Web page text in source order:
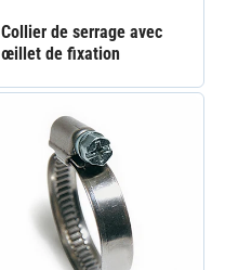
Collier de serrage avec
œillet de fixation